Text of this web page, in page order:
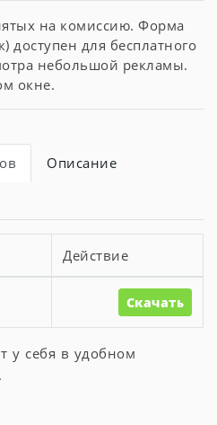
на комиссию. Форма
для бесплатного
небольшой рекламы.
окне.
Описание
Действие
Скачать
у себя в удобном